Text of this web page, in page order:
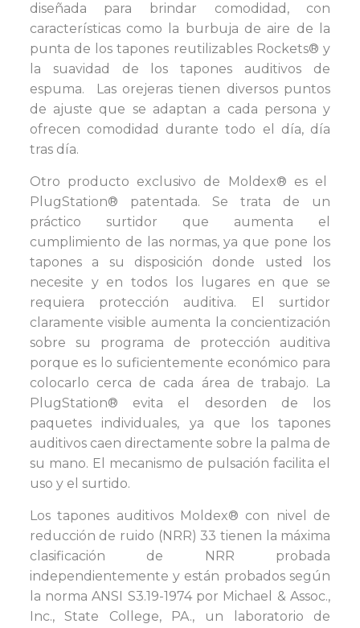
diseñada para brindar comodidad, con
características como la burbuja de aire de la
punta de los tapones reutilizables Rockets® y
la suavidad de los tapones auditivos de
espuma. Las orejeras tienen diversos puntos
de ajuste que se adaptan a cada persona y
ofrecen comodidad durante todo el día, día
tras día.
Otro producto exclusivo de Moldex® es el
PlugStation® patentada. Se trata de un
práctico surtidor que aumenta el
cumplimiento de las normas, ya que pone los
tapones a su disposición donde usted los
necesite y en todos los lugares en que se
requiera protección auditiva. El surtidor
claramente visible aumenta la concientización
sobre su programa de protección auditiva
porque es lo suficientemente económico para
colocarlo cerca de cada área de trabajo. La
PlugStation® evita el desorden de los
paquetes individuales, ya que los tapones
auditivos caen directamente sobre la palma de
su mano. El mecanismo de pulsación facilita el
uso y el surtido.
Los tapones auditivos Moldex® con nivel de
reducción de ruido (NRR) 33 tienen la máxima
clasificación de NRR probada
independientemente y están probados según
la norma ANSI S3.19-1974 por Michael & Assoc.,
Inc., State College, PA., un laboratorio de